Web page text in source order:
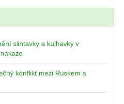
slintavky a kulhavky v
konflikt mezi Ruskem a